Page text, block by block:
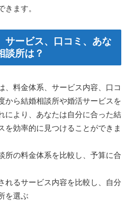
きます。
サービス、口コミ、あな
談所は？
、料金体系、サービス内容、口コ
から結婚相談所や婚活サービスを
により、あなたは自分に合った結
を効率的に見つけることができま
所の料金体系を比較し、予算に合
れるサービス内容を比較し、自分
を選ぶ